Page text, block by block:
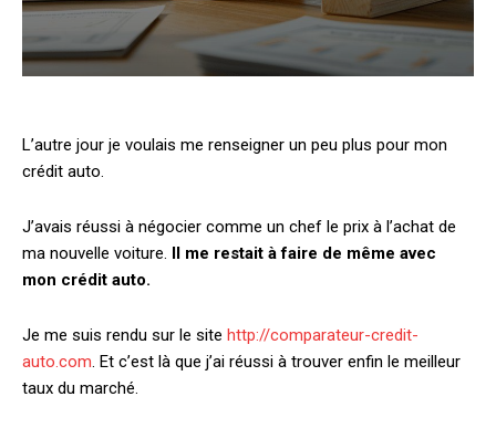
L’autre jour je voulais me renseigner un peu plus pour mon
crédit auto.
J’avais réussi à négocier comme un chef le prix à l’achat de
ma nouvelle voiture. Il me restait à faire de même avec
mon crédit auto.
Je me suis rendu sur le site http://comparateur-credit-
auto.com. Et c’est là que j’ai réussi à trouver enfin le meilleur
taux du marché.